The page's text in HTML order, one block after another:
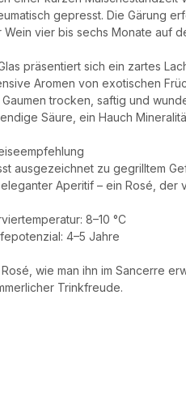
gepresst. Die Gärung
Wein vier bis sechs Monate auf
präsentiert sich ein zartes
Aromen von exotischen
Gaumen trocken, saftig und
Säure, ein Hauch
ausgezeichnet zu gegrilltem
Aperitif – ein Rosé, der
8–10 °C
4–5 Jahre
Rosé, wie man ihn im Sancerre
Trinkfreude.